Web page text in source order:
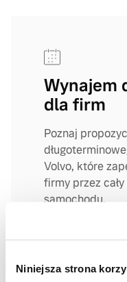
Niniejsza strona
Wynajem
dla firm
Poznaj
Volvo, które
firmy przez
samochodu.
DOWIEDZ